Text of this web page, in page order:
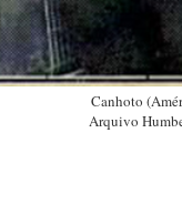
Canhoto
Arquivo